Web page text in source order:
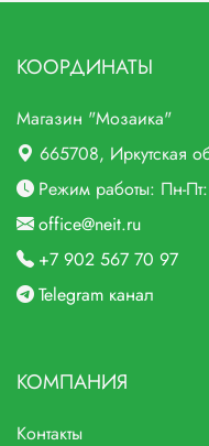
КООРДИНАТЫ
Магазин "Мозаика"
665708, Иркутская
Режим работы: Пн-
office@neit.ru
+7 902 567 70 97
Telegram канал
КОМПАНИЯ
Контакты